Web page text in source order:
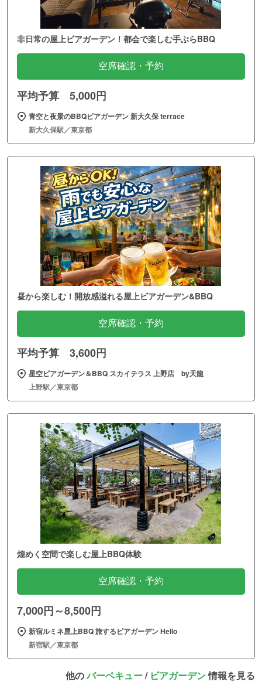
非日常の屋上ビアガーデン！都会で楽しむ手ぶらBBQ
空席確認・予約
平均予算 5,000円
青空と夜景のBBQビアガーデン 新大久保 terrace
新大久保駅／東京都
昼から楽しむ！開放感溢れる屋上ビアガーデン&BBQ
空席確認・予約
平均予算 3,600円
星空ビアガーデン＆BBQ スカイテラス 上野店 by天龍
上野駅／東京都
煌めく空間で楽しむ屋上BBQ体験
空席確認・予約
7,000円～8,500円
新宿ルミネ屋上BBQ 旅するビアガーデン Hello
新宿駅／東京都
他のバーベキュー/ ビアガーデン情報を見る